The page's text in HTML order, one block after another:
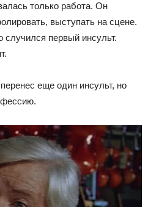
только работа. Он
выступать на сцене.
случился первый инсульт.
еще один инсульт, но